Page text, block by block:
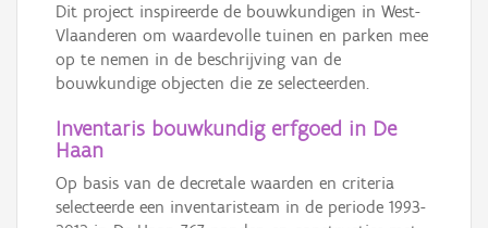
Dit project inspireerde de bouwkundigen in West-
Vlaanderen om waardevolle tuinen en parken mee
op te nemen in de beschrijving van de
bouwkundige objecten die ze selecteerden.
Inventaris bouwkundig erfgoed in De
Haan
Op basis van de decretale waarden en criteria
selecteerde een inventaristeam in de periode 1993-